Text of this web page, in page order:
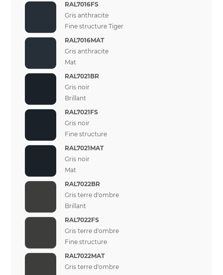
RAL7016FS
Gris anthracite
Fine structure Tiger
RAL7016MAT
Gris anthracite
Mat
RAL7021BR
Gris noir
Brillant
RAL7021FS
Gris noir
Fine structure
RAL7021MAT
Gris noir
Mat
RAL7022BR
Gris terre d'ombre
Brillant
RAL7022FS
Gris terre d'ombre
Fine structure
RAL7022MAT
Gris terre d'ombre